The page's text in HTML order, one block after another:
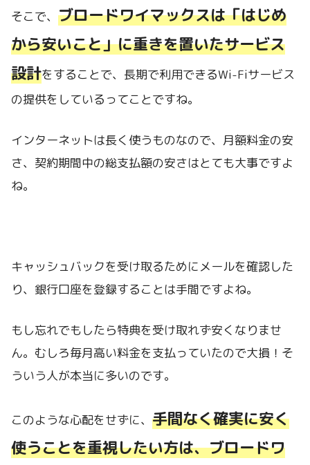
そこで、 ブロードワイマックスは「はじめ
から安いこと」に重きを置いたサービス
設計をすることで、長期で利用できるWi-Fiサービス
の提供をしているってことですね。
インターネットは長く使うものなので、月額料金の安
さ、契約期間中の総支払額の安さはとても大事ですよ
ね。
キャッシュバックを受け取るためにメールを確認した
り、銀行口座を登録することは手間ですよね。
もし忘れでもしたら特典を受け取れず安くなりませ
ん。むしろ毎月高い料金を支払っていたので大損！そ
ういう人が本当に多いのです。
このような心配をせずに、 手間なく確実に安く
使うことを重視したい方は、ブロードワ